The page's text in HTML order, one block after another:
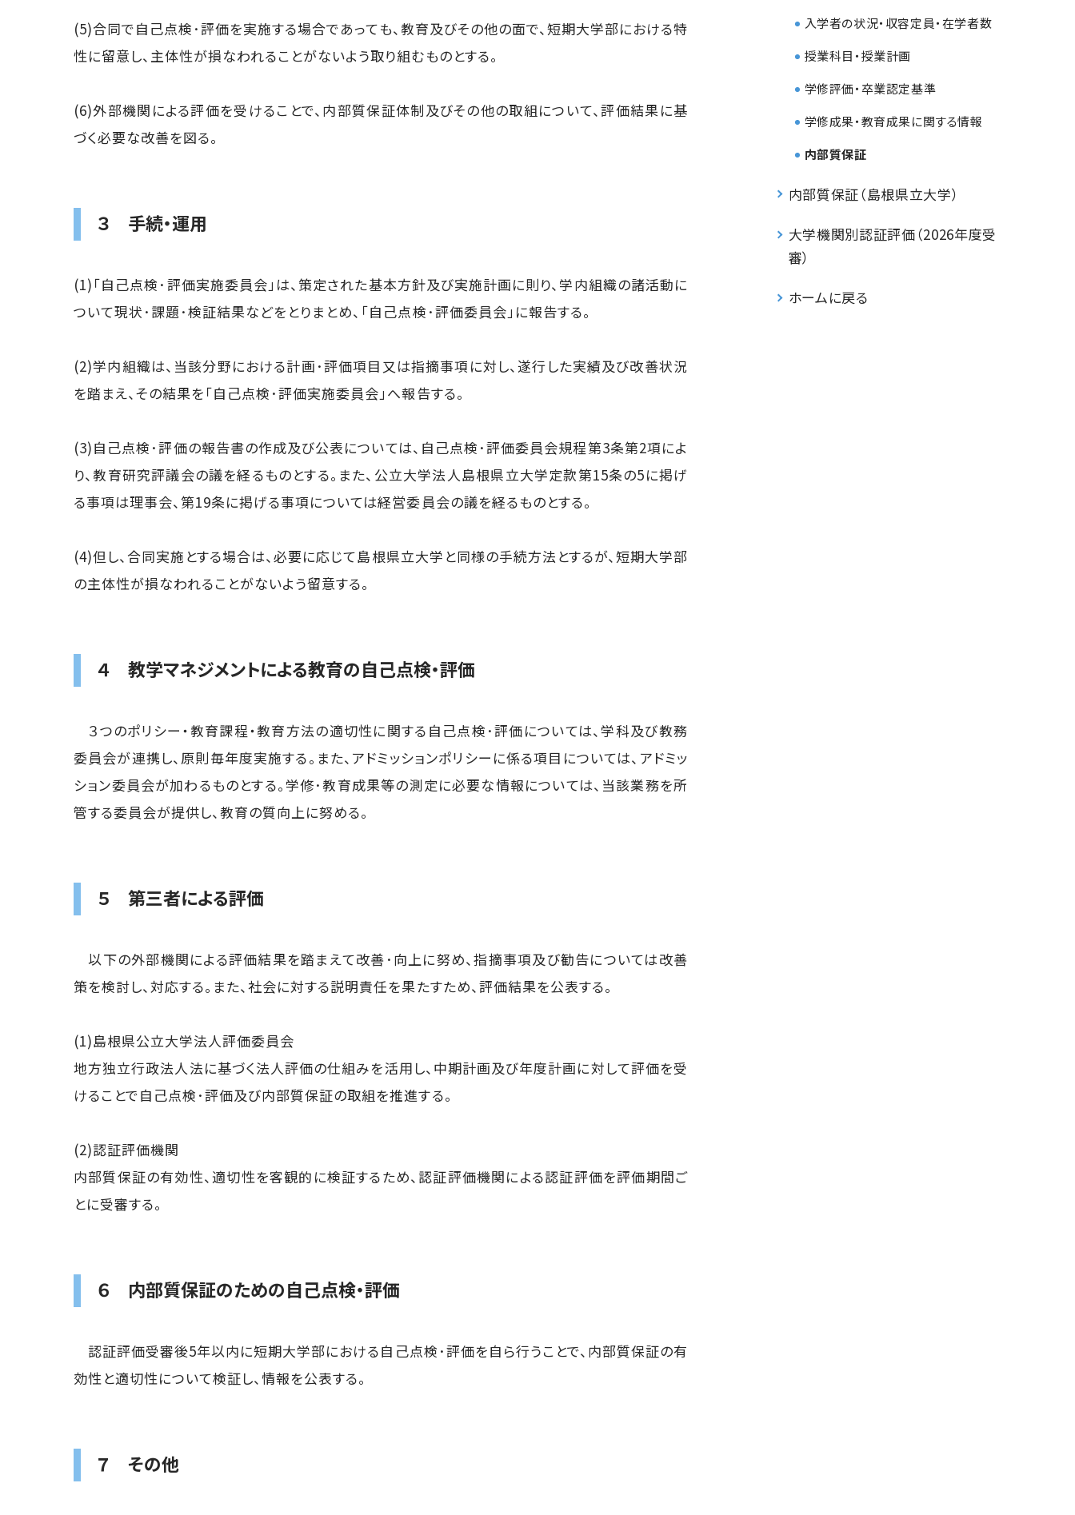
(5)合同で自己点検･評価を実施する場合であっても、教育及びその他の面で、短期大学部における特
性に留意し、主体性が損なわれることがないよう取り組むものとする。
(6)外部機関による評価を受けることで、内部質保証体制及びその他の取組について、評価結果に基
づく必要な改善を図る。
３ 手続・運用
(1)「自己点検･評価実施委員会」は、策定された基本方針及び実施計画に則り、学内組織の諸活動に
ついて現状･課題･検証結果などをとりまとめ、「自己点検･評価委員会」に報告する。
(2)学内組織は、当該分野における計画･評価項目又は指摘事項に対し、遂行した実績及び改善状況
を踏まえ、その結果を「自己点検･評価実施委員会」へ報告する。
(3)自己点検･評価の報告書の作成及び公表については、自己点検･評価委員会規程第3条第2項によ
り、教育研究評議会の議を経るものとする。また、公立大学法人島根県立大学定款第15条の5に掲げ
る事項は理事会、第19条に掲げる事項については経営委員会の議を経るものとする。
(4)但し、合同実施とする場合は、必要に応じて島根県立大学と同様の手続方法とするが、短期大学部
の主体性が損なわれることがないよう留意する。
４ 教学マネジメントによる教育の自己点検・評価
３つのポリシー・教育課程・教育方法の適切性に関する自己点検･評価については、学科及び教務
委員会が連携し、原則毎年度実施する。また、アドミッションポリシーに係る項目については、アドミッ
ション委員会が加わるものとする。学修･教育成果等の測定に必要な情報については、当該業務を所
管する委員会が提供し、教育の質向上に努める。
５ 第三者による評価
以下の外部機関による評価結果を踏まえて改善･向上に努め、指摘事項及び勧告については改善
策を検討し、対応する。また、社会に対する説明責任を果たすため、評価結果を公表する。
(1)島根県公立大学法人評価委員会
地方独立行政法人法に基づく法人評価の仕組みを活用し、中期計画及び年度計画に対して評価を受
けることで自己点検･評価及び内部質保証の取組を推進する。
(2)認証評価機関
内部質保証の有効性、適切性を客観的に検証するため、認証評価機関による認証評価を評価期間ご
とに受審する。
６ 内部質保証のための自己点検・評価
認証評価受審後5年以内に短期大学部における自己点検･評価を自ら行うことで、内部質保証の有
効性と適切性について検証し、情報を公表する。
７ その他
入学者の状況・収容定員・在学者数
授業科目・授業計画
学修評価・卒業認定基準
学修成果・教育成果に関する情報
内部質保証
内部質保証（島根県立大学）
大学機関別認証評価（2026年度受
審）
ホームに戻る